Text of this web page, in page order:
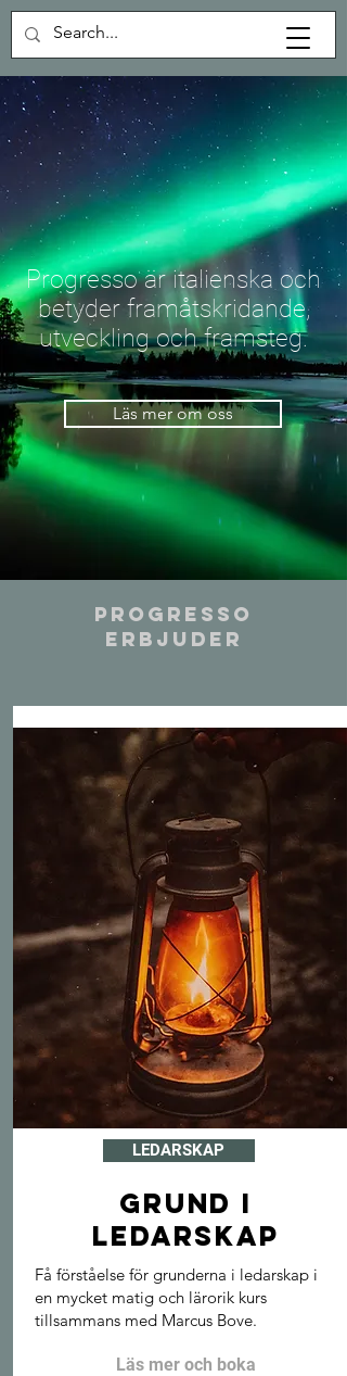
Progresso är italienska och
betyder framåtskridande,
utveckling och framsteg.
Läs mer om oss
PROGRESSO
ERBJUDER
LEDARSKAP
Grund i
ledarskap
Få förståelse för grunderna i ledarskap i
en mycket matig och lärorik kurs
tillsammans med Marcus Bove.
Läs mer och boka